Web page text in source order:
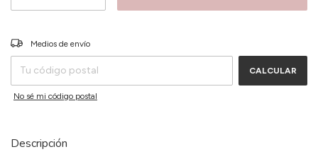
Entregas para el CP:
Medios de envío
CALCULAR
No sé mi código postal
Descripción